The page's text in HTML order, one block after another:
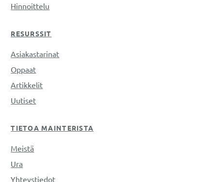
Hinnoittelu
RESURSSIT
Asiakastarinat
Oppaat
Artikkelit
Uutiset
TIETOA MAINTERISTA
Meistä
Ura
Yhteystiedot